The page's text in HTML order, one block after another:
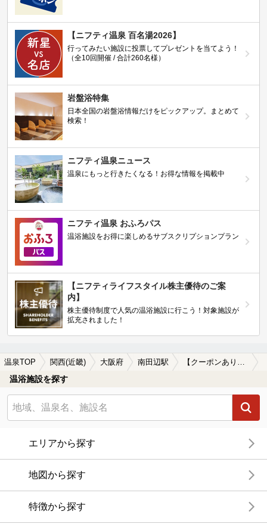
【ニフティ温泉 百名湯2026】
行ってみたい施設に投票してプレゼントを当てよう！
（全10回開催 / 合計260名様）
岩盤浴特集
日本全国の岩盤浴情報だけをピックアップ。まとめて
検索！
ニフティ温泉ニュース
温泉にもっと行きたくなる！お得な情報を掲載中
ニフティ温泉 おふろパス
温浴施設をお得に楽しめるサブスクリプションプラン
【ニフティライフスタイル株主優待のご案
内】
株主優待制度で人気の温浴施設に行こう！対象施設が
拡充されました！
温泉TOP 関西(近畿) 大阪府 南田辺駅
温浴施設を探す
エリアから探す
地図から探す
特徴から探す